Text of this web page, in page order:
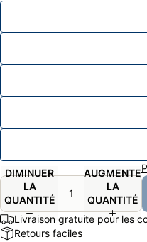
DIMINUER
LA
QUANTITÉ
AUGMENTER
LA
QUANTITÉ
Livraison gratuite pour les
Retours faciles